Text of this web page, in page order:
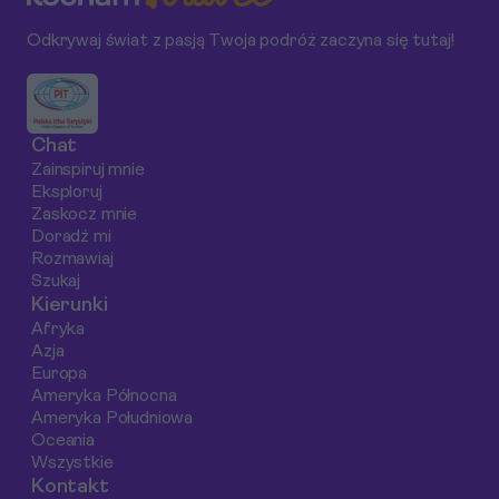
Amadeusza
Mozarta – od domu
narodzin, przez sale
koncertowe, aż po
historyczne
kawiarnie, w których
do dziś unosi się
duch epoki.
pysznego street
odkryjemy
Odkrywaj świat z pasją Twoja podróż zaczyna się tutaj!
Chat
Zainspiruj mnie
Eksploruj
Zaskocz mnie
Doradź mi
Rozmawiaj
Szukaj
Kierunki
Afryka
Azja
Europa
Ameryka Północna
Ameryka Południowa
Oceania
Wszystkie
Kontakt